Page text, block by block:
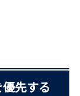
先する